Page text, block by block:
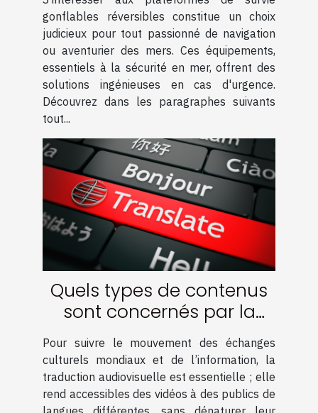
gonflables réversibles constitue un choix
judicieux pour tout passionné de navigation
ou aventurier des mers. Ces équipements,
essentiels à la sécurité en mer, offrent des
solutions ingénieuses en cas d'urgence.
Découvrez dans les paragraphes suivants
tout...
Quels types de contenus
sont concernés par la
traduction audiovisuelle ?
Pour suivre le mouvement des échanges
culturels mondiaux et de l’information, la
traduction audiovisuelle est essentielle ; elle
rend accessibles des vidéos à des publics de